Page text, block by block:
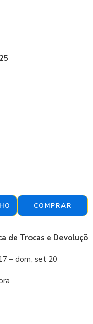
COMPRAR
de Trocas e
– dom, set 20